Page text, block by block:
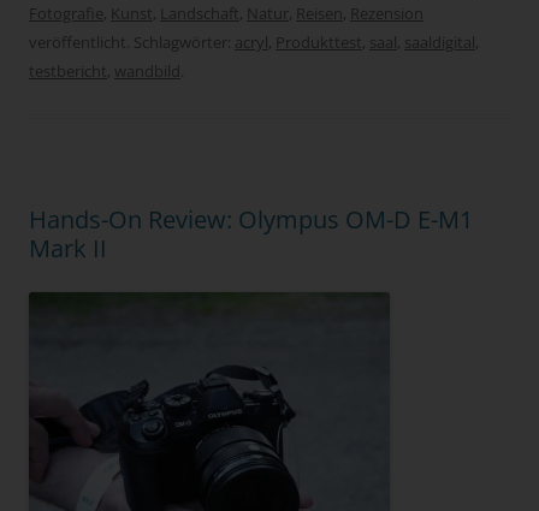
Fotografie, Kunst, Landschaft, Natur, Reisen, Rezension
veröffentlicht. Schlagwörter: acryl, Produkttest, saal, saaldigital,
testbericht, wandbild.
Hands-On Review: Olympus OM-D E-M1
Mark II